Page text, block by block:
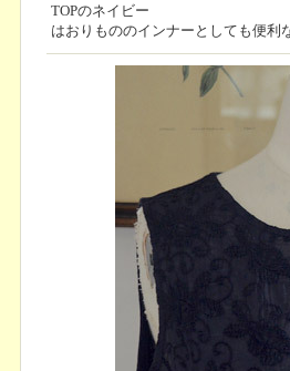
TOPのネイビー
はおりもののインナーとしても便利